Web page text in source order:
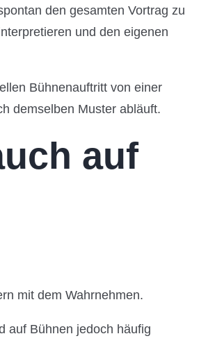
den gesamten Vortrag zu
und den eigenen
Bühnenauftritt von einer
demselben Muster abläuft.
auf
mit dem Wahrnehmen.
auf Bühnen jedoch häufig